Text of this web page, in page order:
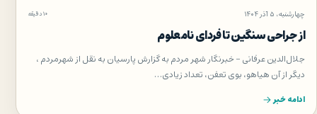
چهارشنبه، ۵ آذر ۱۴۰۴ ۱۰ دقیقه
از جراحی سنگین تا فردای نامعلوم
جلال‌الدین عرفانی – خبرنگار شهر مردم به گزارش پارسیان به نقل از شهرمردم ،
دیگر از آن هیاهو، بوی تعفن، تعداد زیادی…
ادامه خبر